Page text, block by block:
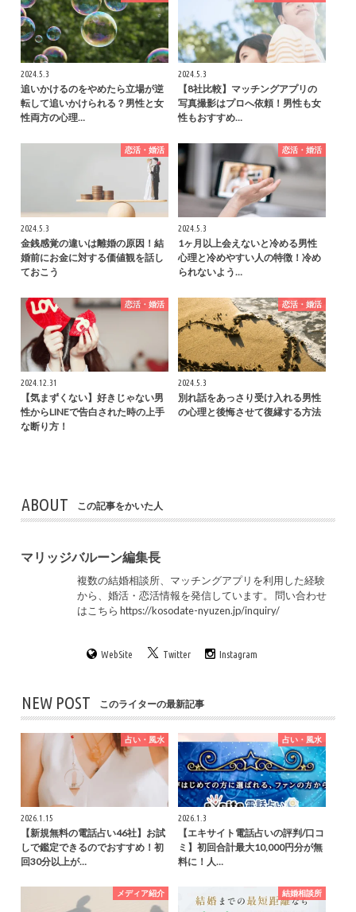
2024.5.3
追いかけるのをやめたら立場が逆
転して追いかけられる？男性と女
性両方の心理…
2024.5.3
【8社比較】マッチングアプリの
写真撮影はプロへ依頼！男性も女
性もおすすめ…
恋活・婚活
2024.5.3
金銭感覚の違いは離婚の原因！結
婚前にお金に対する価値観を話し
ておこう
恋活・婚活
2024.5.3
1ヶ月以上会えないと冷める男性
心理と冷めやすい人の特徴！冷め
られないよう…
恋活・婚活
2024.12.31
【気まずくない】好きじゃない男
性からLINEで告白された時の上手
な断り方！
恋活・婚活
2024.5.3
別れ話をあっさり受け入れる男性
の心理と後悔させて復縁する方法
ABOUT この記事をかいた人
マリッジバルーン編集長
複数の結婚相談所、マッチングアプリを利用した経験
から、婚活・恋活情報を発信しています。 問い合わせ
はこちら https://kosodate-nyuzen.jp/inquiry/
WebSite Twitter Instagram
NEW POST このライターの最新記事
占い・風水
2026.1.15
【新規無料の電話占い46社】お試
しで鑑定できるのでおすすめ！初
回30分以上が…
占い・風水
2026.1.3
【エキサイト電話占いの評判/口コ
ミ】初回合計最大10,000円分が無
料に！人…
メディア紹介 結婚相談所